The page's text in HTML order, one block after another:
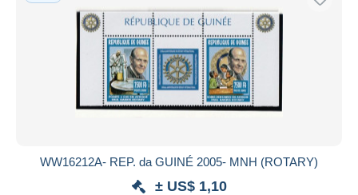
WW16212A- REP. da GUINÉ 2005- MNH (ROTARY)
± US$ 1,10